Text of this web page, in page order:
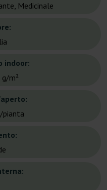
Medicinale
indoor:
m²
pianta